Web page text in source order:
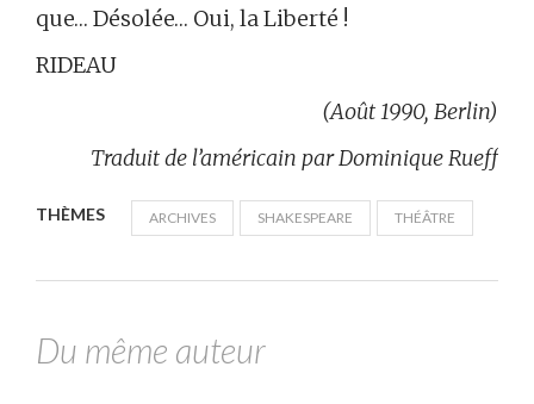
que… Désolée… Oui, la Liberté !
RIDEAU
(Août 1990, Berlin)
Traduit de l’américain par Dominique Rueff
THÈMES ARCHIVES SHAKESPEARE THÉÂTRE
Du même auteur